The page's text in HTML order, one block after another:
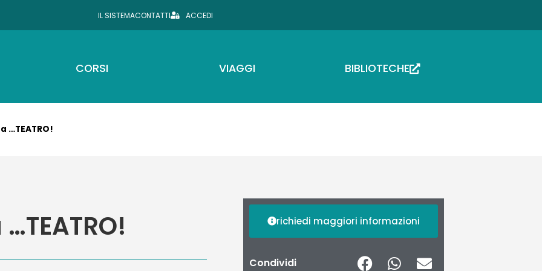
IL SISTEMACONTATTI ACCEDI
CORSI VIAGGI BIBLIOTECHE
…TEATRO!
richiedi maggiori informazioni
Condividi